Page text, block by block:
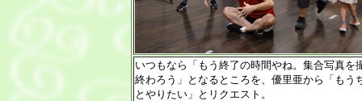
いつもなら「もう終了の時間やね。集合写真を
終わろう」となるところを、優里亜から「もう
とやりたい」とリクエスト。